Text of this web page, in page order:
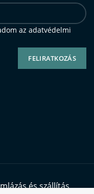
az adatvédelmi
és szállítás